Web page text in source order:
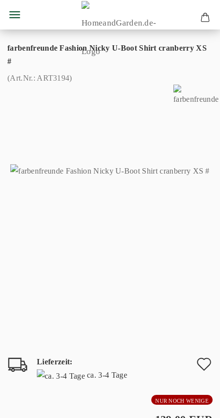
farbenfreunde Fashion Nicky U-Boot Shirt cranberry XS
#
(Art.Nr.: ART3194)
Lieferzeit:
ca. 3-4 Tage
NUR NOCH WENIGE